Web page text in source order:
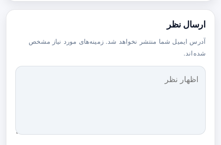
ارسال نظر
آدرس ایمیل شما منتشر نخواهد شد. زمینه‌های مورد نیاز مشخص
شده‌اند.